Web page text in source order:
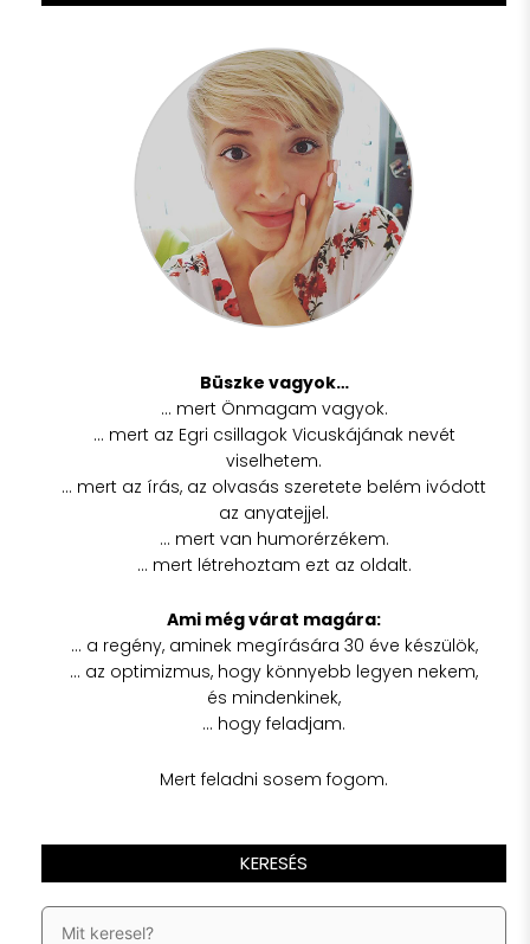
Büszke vagyok…
… mert Önmagam vagyok.
… mert az Egri csillagok Vicuskájának nevét
viselhetem.
… mert az írás, az olvasás szeretete belém ivódott
az anyatejjel.
… mert van humorérzékem.
… mert létrehoztam ezt az oldalt.
Ami még várat magára:
… a regény, aminek megírására 30 éve készülök,
… az optimizmus, hogy könnyebb legyen nekem,
és mindenkinek,
… hogy feladjam.
Mert feladni sosem fogom.
KERESÉS